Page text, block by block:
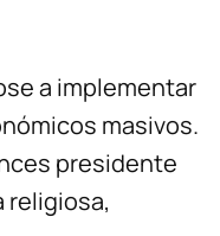
a implementar
masivos.
presidente
religiosa,